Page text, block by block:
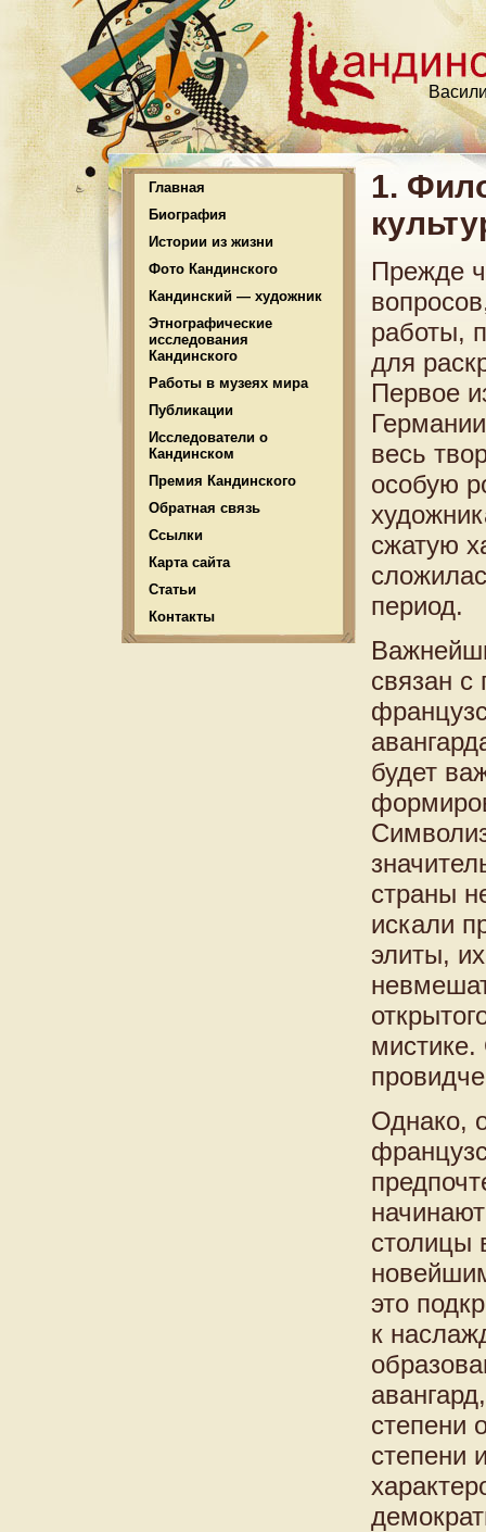
Главная
Биография
Истории из жизни
Фото Кандинского
Кандинский — художник
Этнографические
исследования
Кандинского
Работы в музеях мира
Публикации
Исследователи о
Кандинском
Премия Кандинского
Обратная связь
Ссылки
Карта сайта
Статьи
Контакты
1.
Прежде
работы,
для
Первое
весь
особую
сжатую
период.
связан
будет
страны
искали
элиты,
Однако,
столицы
это
к
степени
степени